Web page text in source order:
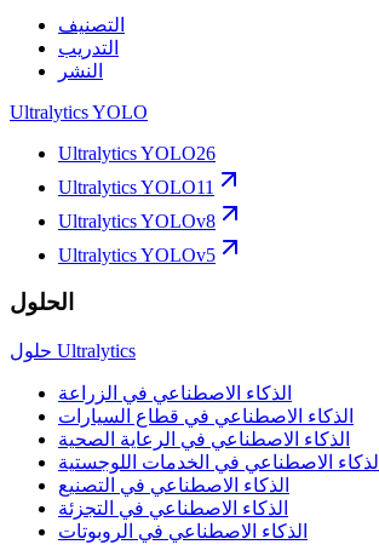
التصنيف
التدريب
النشر
Ultralytics YOLO
Ultralytics YOLO26
Ultralytics YOLO11
Ultralytics YOLOv8
Ultralytics YOLOv5
الحلول
حلول Ultralytics
الذكاء الاصطناعي في الزراعة
الذكاء الاصطناعي في قطاع السيارات
الذكاء الاصطناعي في الرعاية الصحية
الذكاء الاصطناعي في الخدمات اللوجستية
الذكاء الاصطناعي في التصنيع
الذكاء الاصطناعي في التجزئة
الذكاء الاصطناعي في الروبوتات